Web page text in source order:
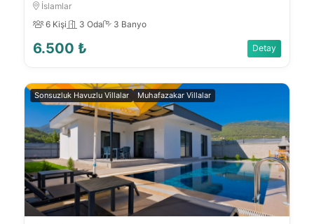
İslamlar
6 Kişi
3 Oda 3 Banyo
6.500 ₺ Detay
Sonsuzluk Havuzlu Villalar Muhafazakar Villalar